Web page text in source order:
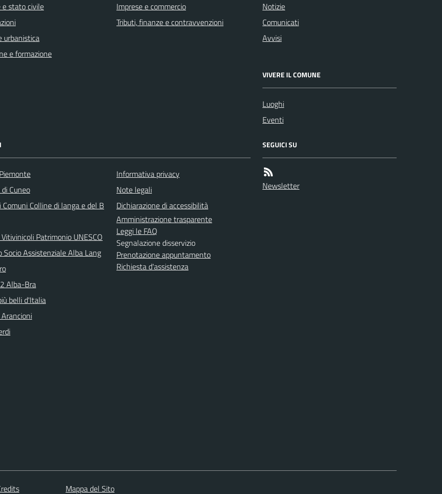
e stato civile
urbanistica
e formazione
Imprese e commercio
Tributi, finanze e contravvenzioni
Notizie
Comunicati
Avvisi
VIVERE IL COMUNE
Luoghi
Eventi
Cuneo
Comuni Colline di langa e del B
Patrimonio UNESCO
Socio Assistenziale Alba Lang
Alba-Bra
belli d'Italia
Informativa privacy
Note legali
Dichiarazione di accessibilità
Amministrazione trasparente
Leggi le FAQ
Segnalazione disservizio
Prenotazione appuntamento
Richiesta d'assistenza
SEGUICI SU
Newsletter
Mappa del Sito